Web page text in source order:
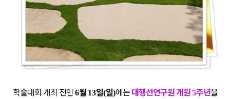
학술대회 개최 전인 6월 13일(일)에는대행선연구원 개원5주년을